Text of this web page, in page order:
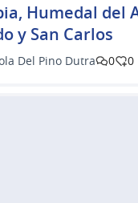
Humedal del
y San Carlos
Del Pino Dutra 0 0